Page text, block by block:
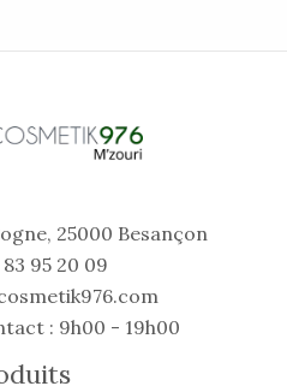
25000 Besançon
83 95 20 09
: 9h00 - 19h00